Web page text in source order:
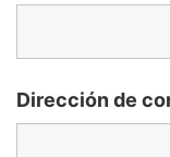
Dirección de